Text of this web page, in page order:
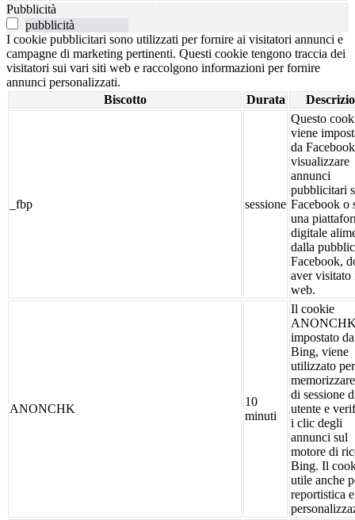
Pubblicità
pubblicità
I cookie pubblicitari sono utilizzati per fornire ai visitatori annunci e
campagne di marketing pertinenti. Questi cookie tengono traccia dei
visitatori sui vari siti web e raccolgono informazioni per fornire
annunci personalizzati.
Biscotto
Durata
_fbp sessione
Questo
viene
da
visualizzare
annunci
pubblicitari
Facebook o
una
digitale
dalla
Facebook,
aver visitato
web.
ANONCHK
10
minuti
Il cookie
impostato da
Bing, viene
utilizzato per
di sessione
utente e
i clic degli
annunci sul
motore di
Bing. Il
utile anche
reportistica